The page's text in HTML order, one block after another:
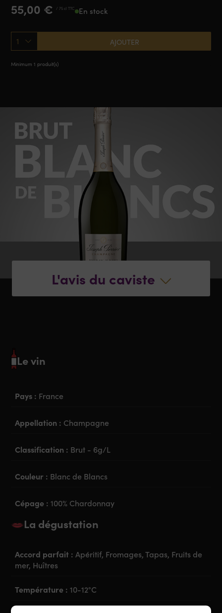
55,00 € / 75 cl TTC En stock
1 AJOUTER
Minimum 1 produit(s)
L'avis du caviste
Le vin
Pays : France
Appellation : Champagne
Classification : Brut - 6g/L
Couleur : Blanc de Blancs
Cépage :100% Chardonnay
La dégustation
Accord parfait :Apéritif, Fromages, Tapas, Fruits de
mer, Huîtres
Température :10-12°C